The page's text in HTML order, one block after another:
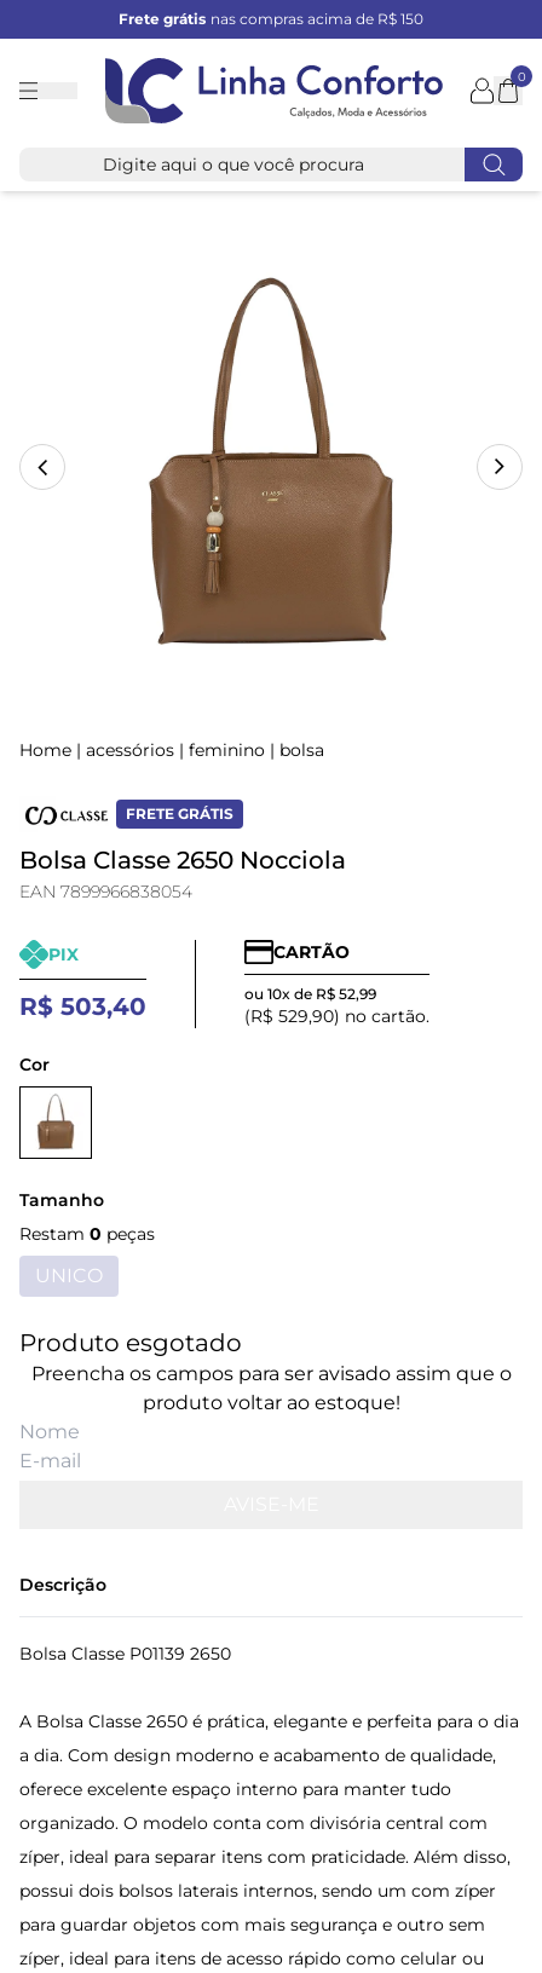
Frete grátis nas compras acima de R$ 150
Linha
0
Home | acessórios | feminino | bolsa
FRETE GRÁTIS
Bolsa Classe 2650 Nocciola
EAN 7899966838054
PIX
R$ 503,40
CARTÃO
ou 10x de R$ 52,99
(R$ 529,90) no cartão.
Cor
Tamanho
Restam 0 peças
UNICO
Produto esgotado
Preencha os campos para ser avisado assim que o
produto voltar ao estoque!
Descrição
Bolsa Classe P01139 2650
A Bolsa Classe 2650 é prática, elegante e perfeita para o dia
a dia. Com design moderno e acabamento de qualidade,
oferece excelente espaço interno para manter tudo
organizado. O modelo conta com divisória central com
zíper, ideal para separar itens com praticidade. Além disso,
possui dois bolsos laterais internos, sendo um com zíper
para guardar objetos com mais segurança e outro sem
zíper, ideal para itens de acesso rápido como celular ou